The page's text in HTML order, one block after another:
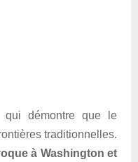
qui démontre que le
traditionnelles.
à Washington et